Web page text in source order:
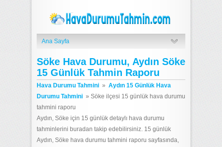
Ana Sayfa
Söke Hava Durumu, Aydın Söke
15 Günlük Tahmin Raporu
Hava Durumu Tahmini » Aydın 15 Günlük Hava
Durumu Tahmini » Söke ilçesi 15 günlük hava durumu
tahmini raporu
Aydın, Söke için 15 günlük detaylı hava durumu
tahminlerini buradan takip edebilirsiniz. 15 günlük
Aydın, Söke hava durumu tahmini raporu sayfasında,